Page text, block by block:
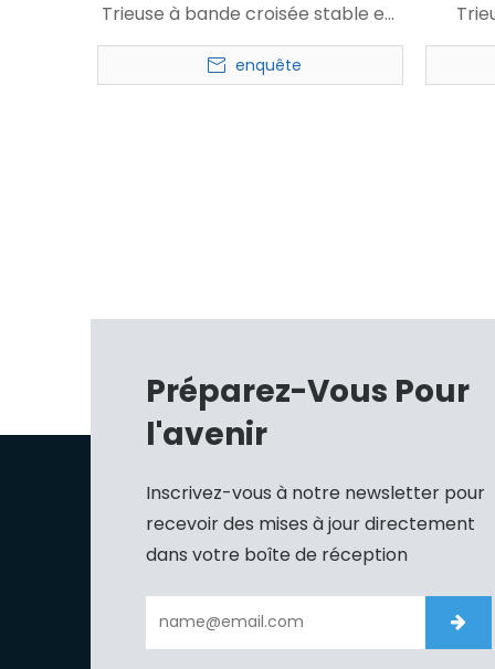
Trieuse à bande croisée stable en
métal logistique
enquête
Préparez-Vous Pour
l'avenir
Inscrivez-vous à notre newsletter pour
recevoir des mises à jour directement
dans votre boîte de réception